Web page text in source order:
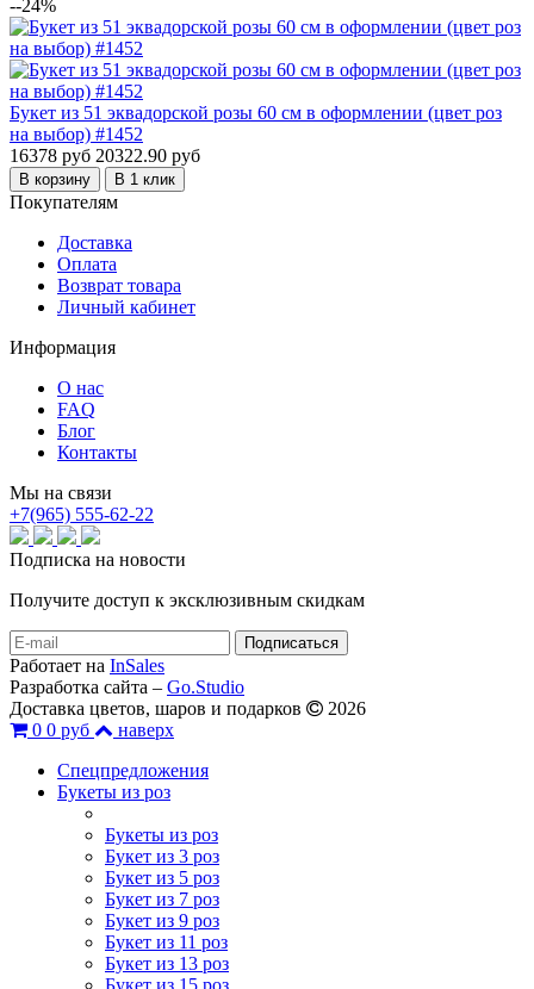
--24%
Букет из 51 эквадорской розы 60 см в оформлении (цвет роз
на выбор) #1452
16378 руб 20322.90 руб
В корзину В 1 клик
Покупателям
Доставка
Оплата
Возврат товара
Личный кабинет
Информация
О нас
FAQ
Блог
Контакты
Мы на связи
+7(965) 555-62-22
Подписка на новости
Получите доступ к эксклюзивным скидкам
Работает на InSales
Разработка сайта – Go.Studio
Доставка цветов, шаров и подарков
2026
0 0 руб
наверх
Спецпредложения
Букеты из роз
Букеты из роз
Букет из 3 роз
Букет из 5 роз
Букет из 7 роз
Букет из 9 роз
Букет из 11 роз
Букет из 13 роз
Букет из 15 роз